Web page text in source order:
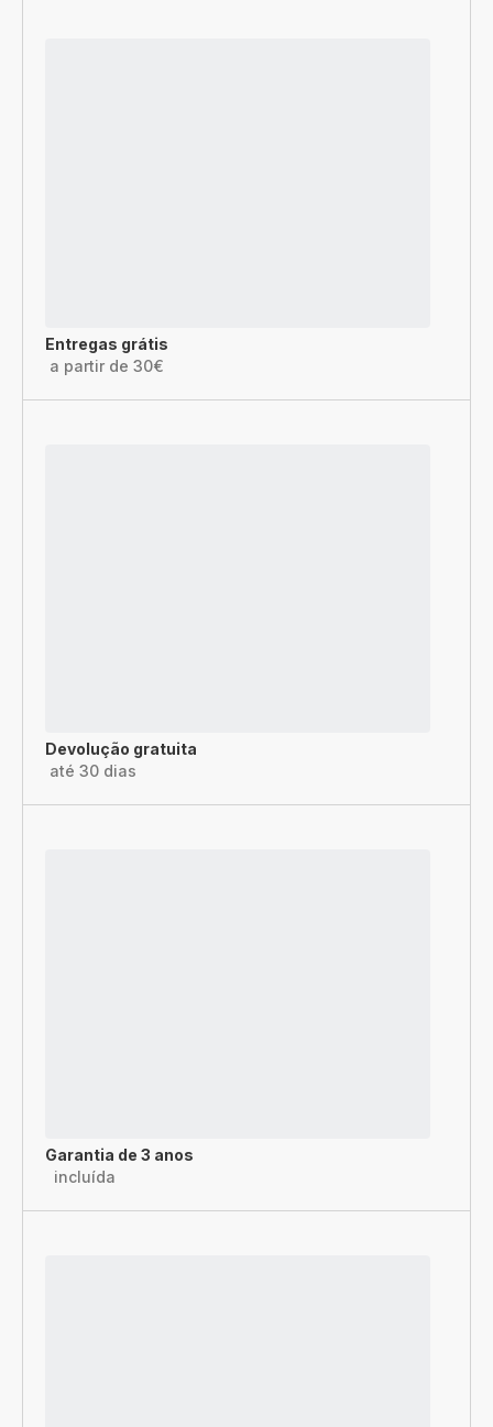
Entregas grátis
a partir de 30€
Devolução gratuita
até 30 dias
Garantia de 3 anos
incluída